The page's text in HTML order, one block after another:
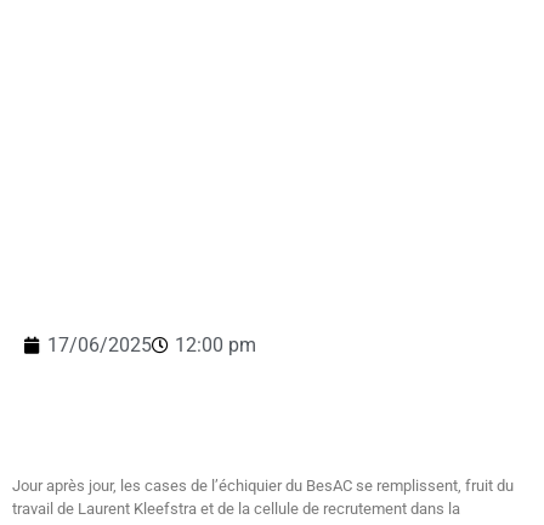
17/06/2025 12:00 pm
Jour après jour, les cases de l’échiquier du BesAC se remplissent, fruit du
travail de Laurent Kleefstra et de la cellule de recrutement dans la